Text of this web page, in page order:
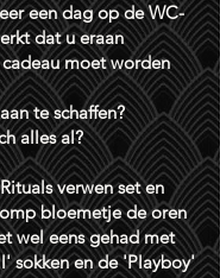
een dag op de WC-
dat u eraan
moet worden
te schaffen?
alles al?
verwen set en
bloemetje de oren
wel eens gehad met
sokken en de 'Playboy'